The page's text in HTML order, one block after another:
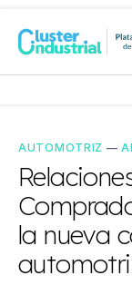
AUTOMOTRIZ —
la nueva